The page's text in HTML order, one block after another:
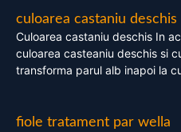
culoarea castaniu deschis
Culoarea castaniu deschis In
culoarea casteaniu deschis si
transforma parul alb inapoi la
fiole tratament par wella